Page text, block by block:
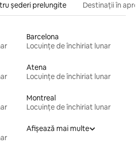
șederi prelungite Destinații în
Barcelona
Locuințe de închiriat lunar
Atena
Locuințe de închiriat lunar
Montreal
Locuințe de închiriat lunar
Afișează mai multe